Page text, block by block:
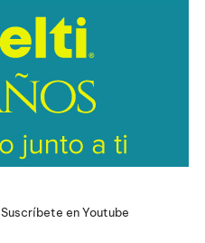
Suscríbete en Youtube